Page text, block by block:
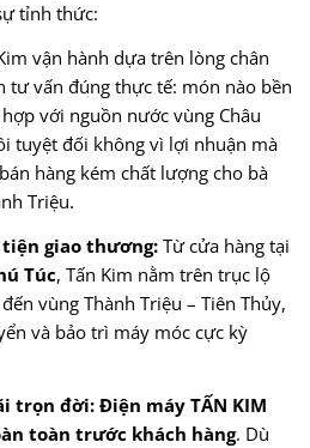
tỉnh thức:
vận hành dựa trên lòng chân
tư vấn đúng thực tế: món nào bền
với nguồn nước vùng Châu
tuyệt đối không vì lợi nhuận mà
hàng kém chất lượng cho bà
Triệu.
giao thương:Từ cửa hàng tại
Túc, Tấn Kim nằm trên trục lộ
vùng Thành Triệu – Tiên Thủy,
và bảo trì máy móc cực kỳ
trọn đời: Điện máy TẤN KIM
toàn trước khách hàng. Dù